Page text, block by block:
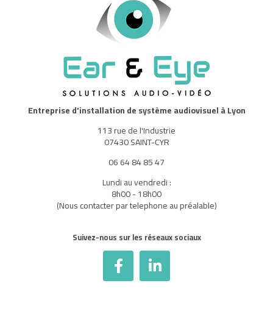
Entreprise d'installation de système audiovisuel à Lyon
113 rue de l'Industrie
07430 SAINT-CYR
06 64 84 85 47
Lundi au vendredi :
8h00 - 18h00
(Nous contacter par telephone au préalable)
Suivez-nous sur les réseaux sociaux